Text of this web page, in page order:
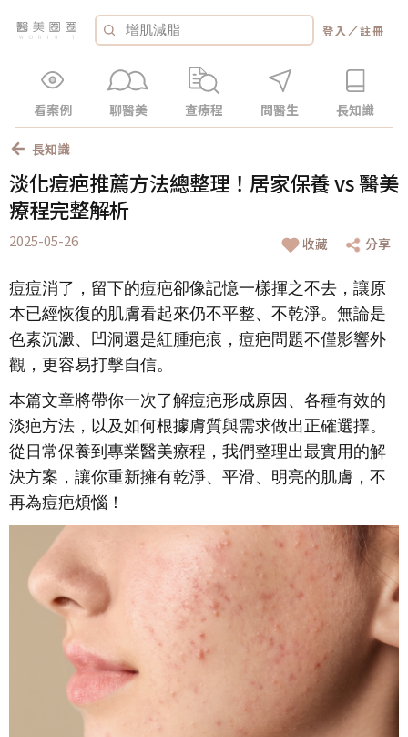
登入 ／註冊
看案例 聊醫美 查療程 問醫生 長知識
長知識
淡化痘疤推薦方法總整理！居家保養 vs 醫美
療程完整解析
2025-05-26 收藏 分享
痘痘消了，留下的痘疤卻像記憶一樣揮之不去，讓原
本已經恢復的肌膚看起來仍不平整、不乾淨。無論是
色素沉澱、凹洞還是紅腫疤痕，痘疤問題不僅影響外
觀，更容易打擊自信。
本篇文章將帶你一次了解痘疤形成原因、各種有效的
淡疤方法，以及如何根據膚質與需求做出正確選擇。
從日常保養到專業醫美療程，我們整理出最實用的解
決方案，讓你重新擁有乾淨、平滑、明亮的肌膚，不
再為痘疤煩惱！